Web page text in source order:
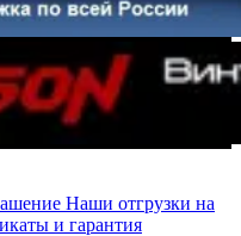
Наши отгрузки на
и гарантия